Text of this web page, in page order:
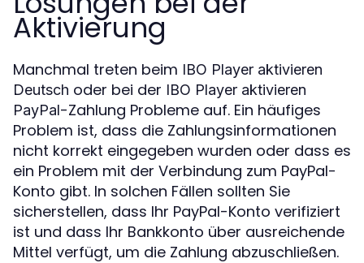
Aktivierung
Manchmal treten beim IBO Player aktivieren
Deutsch oder bei der IBO Player aktivieren
PayPal-Zahlung Probleme auf. Ein häufiges
Problem ist, dass die Zahlungsinformationen
nicht korrekt eingegeben wurden oder dass es
ein Problem mit der Verbindung zum PayPal-
Konto gibt. In solchen Fällen sollten Sie
sicherstellen, dass Ihr PayPal-Konto verifiziert
ist und dass Ihr Bankkonto über ausreichende
Mittel verfügt, um die Zahlung abzuschließen.